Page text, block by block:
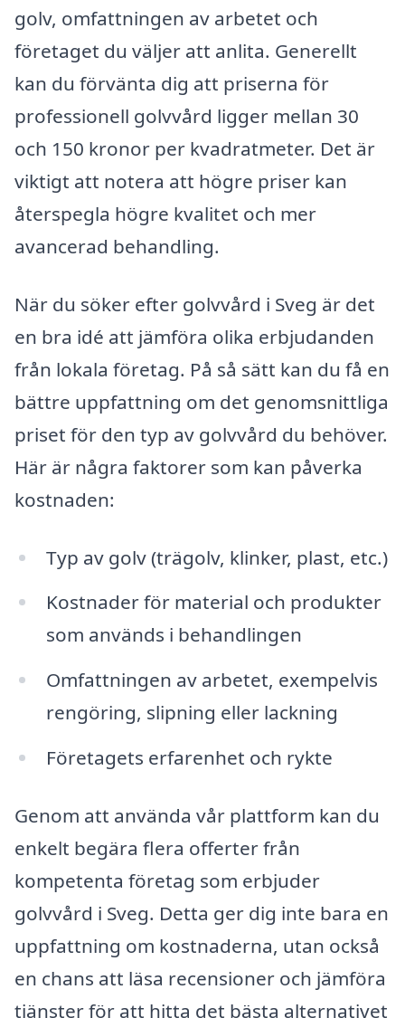
golv, omfattningen av arbetet och
företaget du väljer att anlita. Generellt
kan du förvänta dig att priserna för
professionell golvvård ligger mellan 30
och 150 kronor per kvadratmeter. Det är
viktigt att notera att högre priser kan
återspegla högre kvalitet och mer
avancerad behandling.
När du söker efter golvvård i Sveg är det
en bra idé att jämföra olika erbjudanden
från lokala företag. På så sätt kan du få en
bättre uppfattning om det genomsnittliga
priset för den typ av golvvård du behöver.
Här är några faktorer som kan påverka
kostnaden:
Typ av golv (trägolv, klinker, plast, etc.)
Kostnader för material och produkter
som används i behandlingen
Omfattningen av arbetet, exempelvis
rengöring, slipning eller lackning
Företagets erfarenhet och rykte
Genom att använda vår plattform kan du
enkelt begära flera offerter från
kompetenta företag som erbjuder
golvvård i Sveg. Detta ger dig inte bara en
uppfattning om kostnaderna, utan också
en chans att läsa recensioner och jämföra
tjänster för att hitta det bästa alternativet